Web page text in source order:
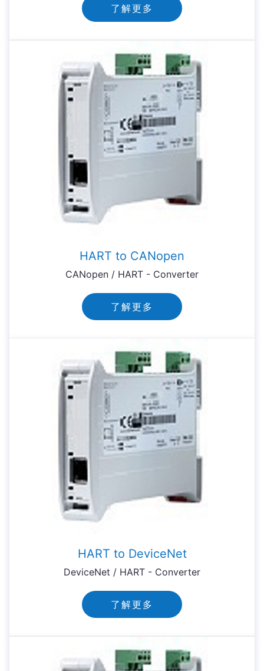
了解更多
HART to CANopen
CANopen / HART - Converter
了解更多
HART to DeviceNet
DeviceNet / HART - Converter
了解更多